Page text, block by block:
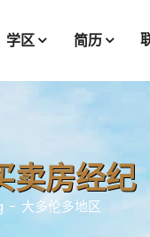
学区 简历
卖房经纪
大多伦多地区